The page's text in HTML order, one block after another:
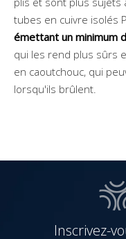
tubes en cuivre isolés
émettant un minimum
qui les rend plus sûrs
en caoutchouc, qui
lorsqu'ils brûlent.
Inscrivez-